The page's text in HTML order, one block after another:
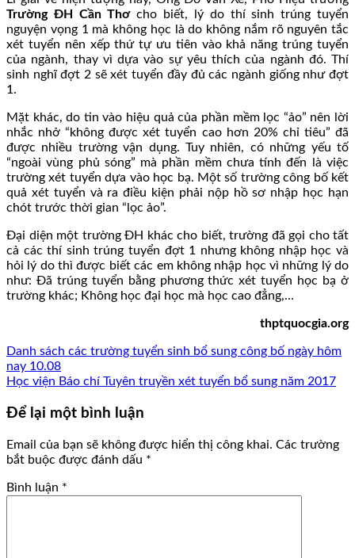
Trường ĐH Cần Thơcho biết, lý do thí sinh trúng tuyển
nguyện vọng 1 mà không học là do không nắm rõ nguyên tắc
xét tuyển nên xếp thứ tự ưu tiên vào khả năng trúng tuyển
của ngành, thay vì dựa vào sự yêu thích của ngành đó. Thí
sinh nghĩ đợt 2 sẽ xét tuyển đầy đủ các ngành giống như đợt
1.
Mặt khác, do tin vào hiệu quả của phần mềm lọc “ảo” nên lời
nhắc nhở “không được xét tuyển cao hơn 20% chỉ tiêu” đã
được nhiều trường vận dụng. Tuy nhiên, có những yếu tố
“ngoài vùng phủ sóng” mà phần mềm chưa tính đến là việc
trường xét tuyển dựa vào học bạ. Một số trường công bố kết
quả xét tuyển và ra điều kiện phải nộp hồ sơ nhập học hạn
chót trước thời gian “lọc ảo”.
Đại diện một trường ĐH khác cho biết, trường đã gọi cho tất
cả các thí sinh trúng tuyển đợt 1 nhưng không nhập học và
hỏi lý do thì được biết các em không nhập học vì những lý do
như: Đã trúng tuyển bằng phương thức xét tuyển học bạ ở
trường khác; Không học đại học mà học cao đẳng,…
thptquocgia.org
Danh sách các trường tuyển sinh bổ sung công bố ngày hôm
nay 10.08
Học viện Báo chí Tuyên truyền xét tuyển bổ sung năm 2017
Để lại một bình luận
Email của bạn sẽ không được hiển thị công khai. Các trường
bắt buộc được đánh dấu *
Bình luận *